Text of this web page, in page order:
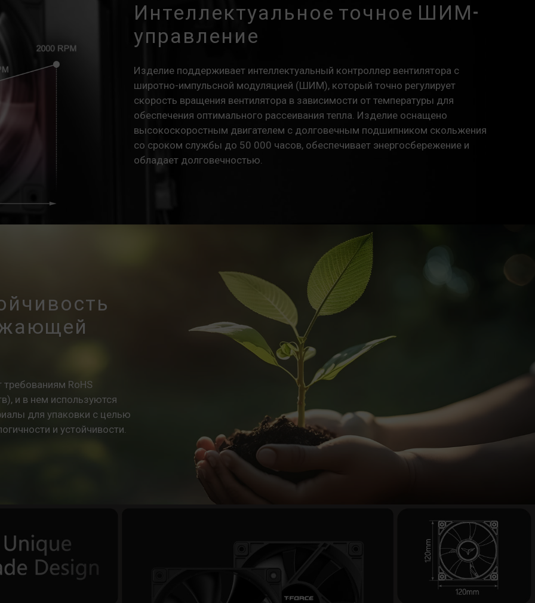
Интеллектуальное точное ШИМ-
управление
Изделие поддерживает интеллектуальный контроллер вентилятора с
широтно-импульсной модуляцией (ШИМ), который точно регулирует
скорость вращения вентилятора в зависимости от температуры для
обеспечения оптимального рассеивания тепла. Изделие оснащено
высокоскоростным двигателем с долговечным подшипником скольжения
со сроком службы до 50 000 часов, обеспечивает энергосбережение и
обладает долговечностью.
требованиям RoHS
и в нем используются
для упаковки с целью
и устойчивости.